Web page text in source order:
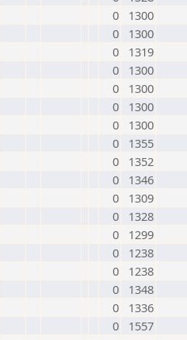
0
1300
0
1300
0
1319
0
1300
0
1300
0
1300
0
1300
0
1355
0
1352
0
1346
0
1309
0
1328
0
1299
0
1238
0
1238
0
1348
0
1336
0
1557